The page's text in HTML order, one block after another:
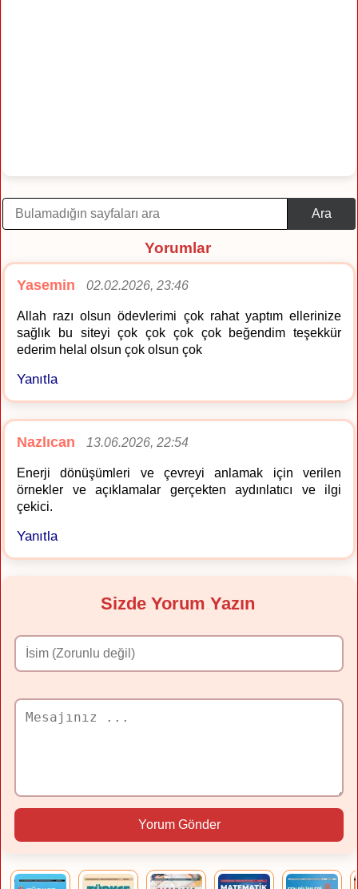
Ara
Yorumlar
Yasemin 02.02.2026, 23:46
Allah razı olsun ödevlerimi çok rahat yaptım ellerinize
sağlık bu siteyi çok çok çok çok beğendim teşekkür
ederim helal olsun çok olsun çok
Yanıtla
Nazlıcan 13.06.2026, 22:54
Enerji dönüşümleri ve çevreyi anlamak için verilen
örnekler ve açıklamalar gerçekten aydınlatıcı ve ilgi
çekici.
Yanıtla
Sizde Yorum Yazın
Yorum Gönder